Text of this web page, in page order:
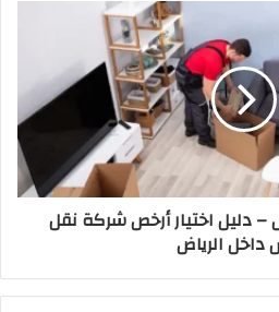
دليل اختيار أرخص شركة نقل
الرياض